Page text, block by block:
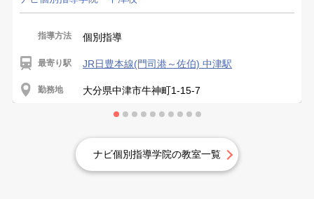
指導方法 個別指導
最寄り駅 JR日豊本線(門司港～佐伯) 中津駅
勤務地 大分県中津市牛神町1-15-7
ナビ個別指導学院の教室一覧